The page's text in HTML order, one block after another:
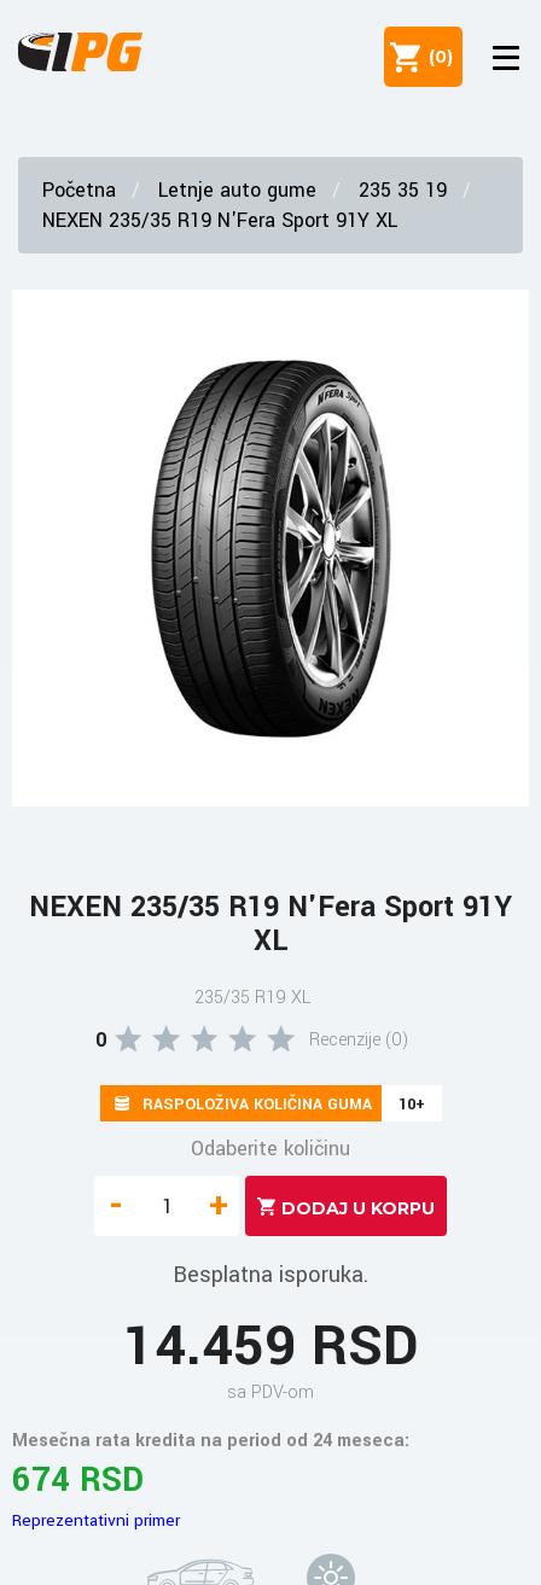
(0)
Početna Letnje auto gume
235 35 19
NEXEN 235/35 R19 N'Fera Sport 91Y XL
NEXEN 235/35 R19 N'Fera Sport 91Y
XL
235/35 R19 XL
0 Recenzije (0)
RASPOLOŽIVA KOLIČINA GUMA 10+
Odaberite količinu
- +
Besplatna isporuka.
14.459 RSD
sa PDV-om
Mesečna rata kredita na period od 24 meseca:
674 RSD
Reprezentativni primer